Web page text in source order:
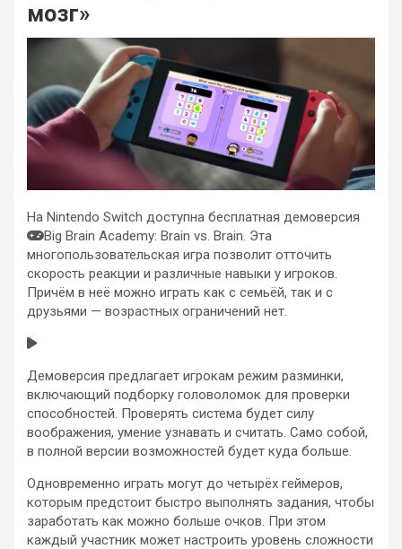
мозг»
На Nintendo Switch доступна бесплатная демоверсия
Big Brain Academy: Brain vs. Brain. Эта
многопользовательская игра позволит отточить
скорость реакции и различные навыки у игроков.
Причём в неё можно играть как с семьёй, так и с
друзьями — возрастных ограничений нет.
Демоверсия предлагает игрокам режим разминки,
включающий подборку головоломок для проверки
способностей. Проверять система будет силу
воображения, умение узнавать и считать. Само собой,
в полной версии возможностей будет куда больше.
Одновременно играть могут до четырёх геймеров,
которым предстоит быстро выполнять задания, чтобы
заработать как можно больше очков. При этом
каждый участник может настроить уровень сложности